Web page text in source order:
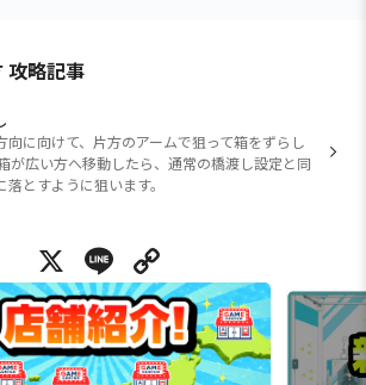
攻略記事
向に向けて、片方のアームで狙って箱をずらし
が広い方へ移動したら、通常の橋渡し設定と同
とすように狙います。
X Line